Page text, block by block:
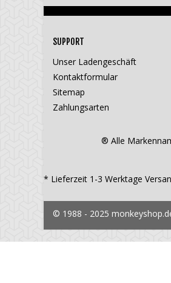
SUPPORT
Unser Ladengeschäft
Kontaktformular
Sitemap
Zahlungsarten
® Alle
* Lieferzeit 1-3 Werktage
© 1988 - 2025